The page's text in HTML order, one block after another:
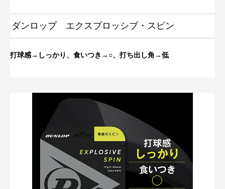
ダンロップ エクスプロッシブ・スピン
打球感→しっかり、食いつき→○、打ち出し角→低